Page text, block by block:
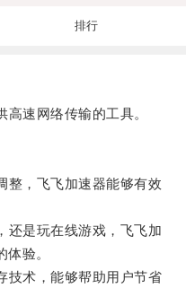
排行
速网络传输的工具。
，飞飞加速器能够有效
是玩在线游戏，飞飞加
验。
术，能够帮助用户节省